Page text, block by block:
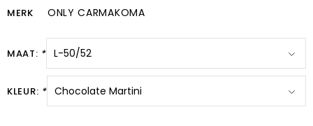
MERK ONLY CARMAKOMA
MAAT: *
KLEUR: *